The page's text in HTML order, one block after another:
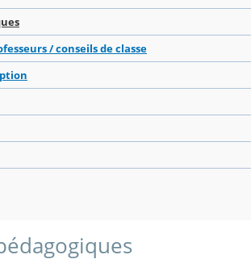
/ conseils de classe